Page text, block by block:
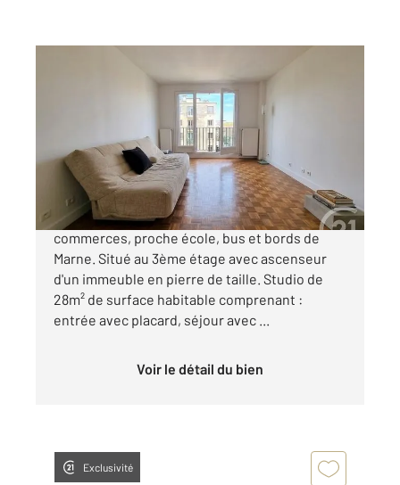
ST MAUR DES FOSSES 94
Appartement Studio à vendre
135 000 €
Quartier calme et pavillonnaire, à 200m des
commerces, proche école, bus et bords de
Marne. Situé au 3ème étage avec ascenseur
d'un immeuble en pierre de taille. Studio de
28m² de surface habitable comprenant :
entrée avec placard, séjour avec ...
Voir le détail du bien
Exclusivité